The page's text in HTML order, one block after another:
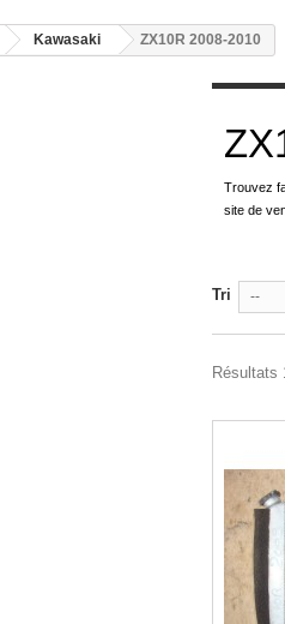
Kawasaki ZX10R 2008-2010
Trouvez
site de
Tri --
Résultats